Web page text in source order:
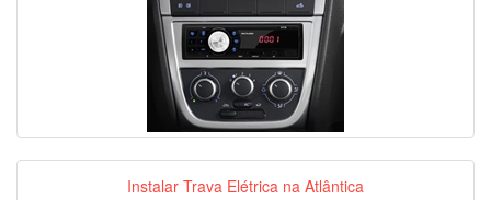
Instalar Trava Elétrica na Atlântica